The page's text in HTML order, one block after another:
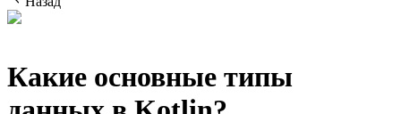
Какие основные типы